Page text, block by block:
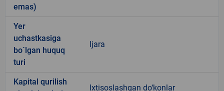
emas)
Yer
uchastkasiga
bo`lgan huquq
turi
Ijara
Kapital qurilish
Ixtisoslashgan do‘konlar